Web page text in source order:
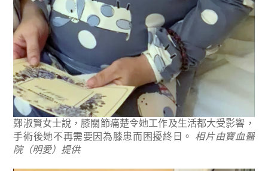
鄭淑賢女士說，膝關節痛楚令她工作及生活都大受影響，
手術後她不再需要因為膝患而困擾終日。
相片由寶血醫
院（明愛）提供